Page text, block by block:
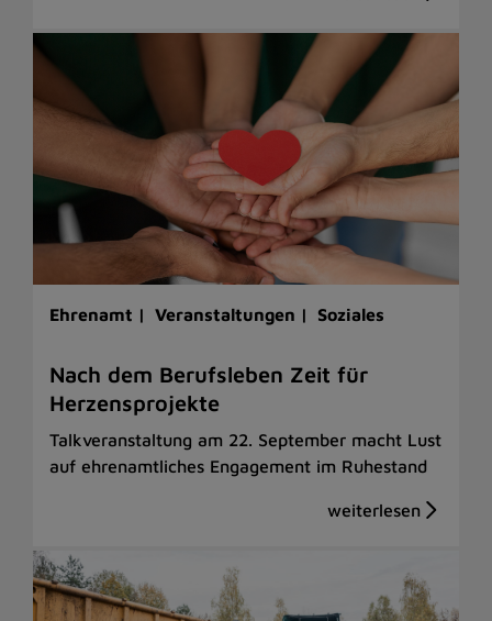
Ehrenamt | Veranstaltungen | Soziales
Nach dem Berufsleben Zeit für
Herzensprojekte
Talkveranstaltung am 22. September macht Lust
auf ehrenamtliches Engagement im Ruhestand